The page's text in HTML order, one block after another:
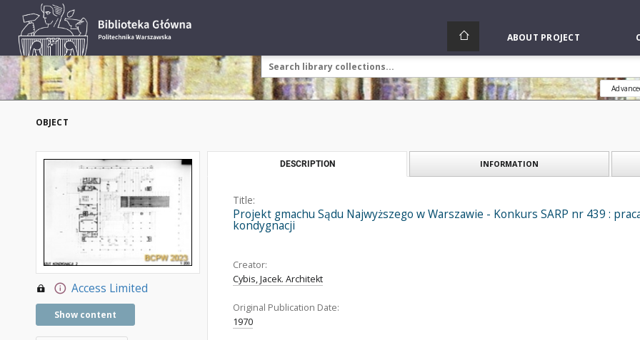
ABOUT PROJECT
OBJECT
Access Limited
Show content
DESCRIPTION INFORMATION
Title:
Projekt gmachu Sądu Najwyższego w Warszawie - Konkurs SARP nr 439 :
kondygnacji
Creator:
Cybis, Jacek. Architekt
Original Publication Date:
1970